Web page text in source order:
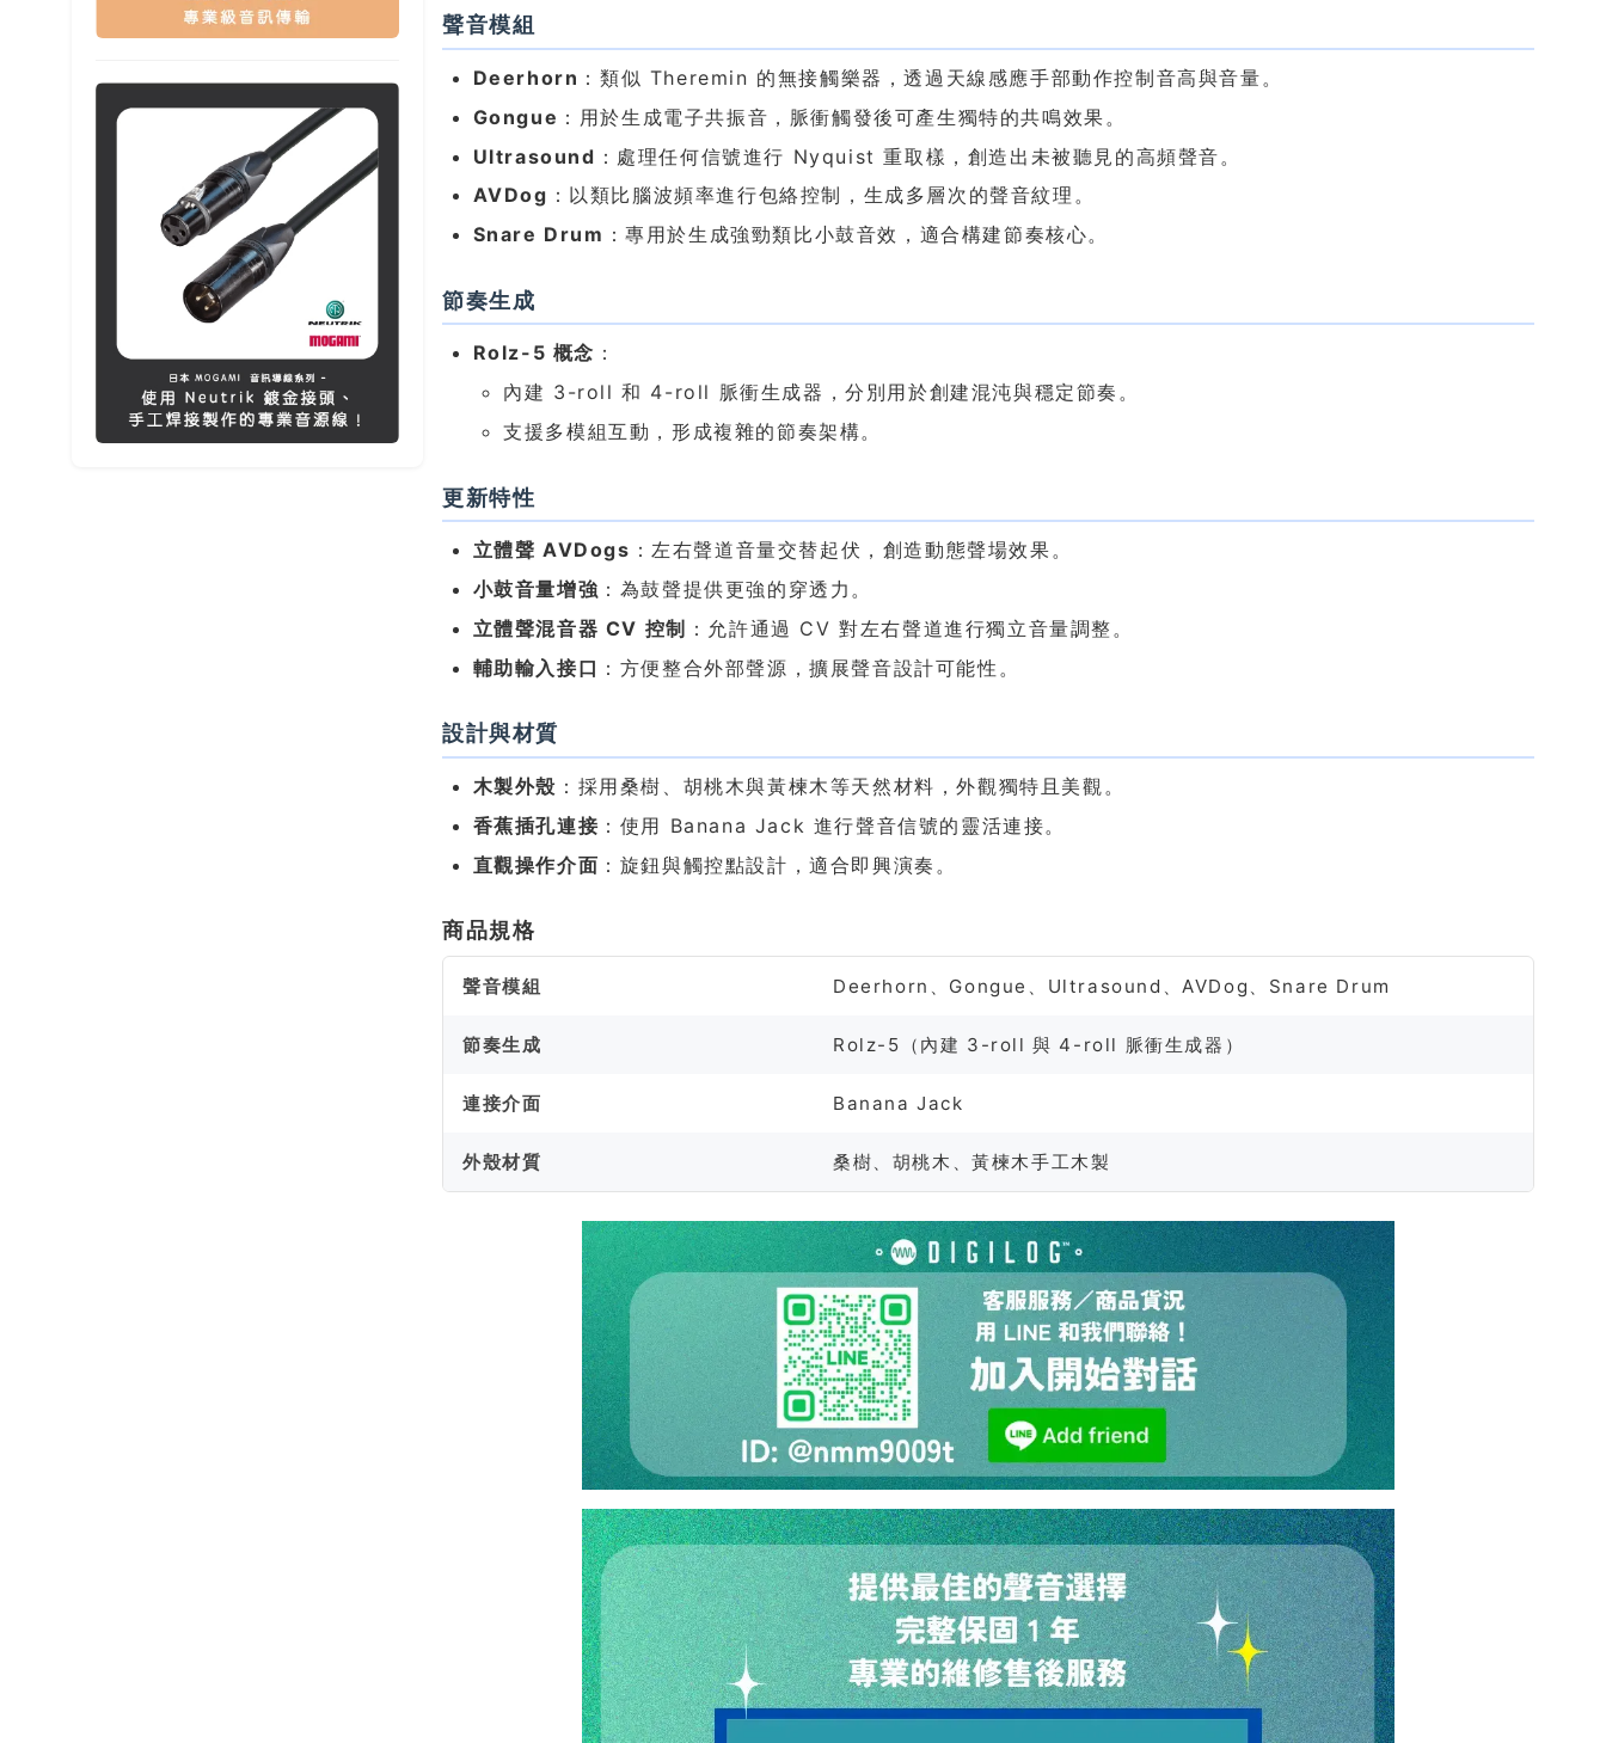
聲音模組
Deerhorn ：類似 Theremin 的無接觸樂器，透過天線感應手部動作控制音高與音量。
Gongue ：用於生成電子共振音，脈衝觸發後可產生獨特的共鳴效果。
Ultrasound ：處理任何信號進行 Nyquist 重取樣，創造出未被聽見的高頻聲音。
AVDog ：以類比腦波頻率進行包絡控制，生成多層次的聲音紋理。
Snare Drum ：專用於生成強勁類比小鼓音效，適合構建節奏核心。
節奏生成
Rolz-5 概念 ：
內建 3-roll 和 4-roll 脈衝生成器，分別用於創建混沌與穩定節奏。
支援多模組互動，形成複雜的節奏架構。
更新特性
立體聲 AVDogs ：左右聲道音量交替起伏，創造動態聲場效果。
小鼓音量增強 ：為鼓聲提供更強的穿透力。
立體聲混音器 CV 控制 ：允許通過 CV 對左右聲道進行獨立音量調整。
輔助輸入接口 ：方便整合外部聲源，擴展聲音設計可能性。
設計與材質
木製外殼 ：採用桑樹、胡桃木與黃楝木等天然材料，外觀獨特且美觀。
香蕉插孔連接 ：使用 Banana Jack 進行聲音信號的靈活連接。
直觀操作介面 ：旋鈕與觸控點設計，適合即興演奏。
商品規格
聲音模組 Deerhorn、Gongue、Ultrasound、AVDog、Snare Drum
節奏生成 Rolz-5（內建 3-roll 與 4-roll 脈衝生成器）
連接介面 Banana Jack
外殼材質 桑樹、胡桃木、黃楝木手工木製